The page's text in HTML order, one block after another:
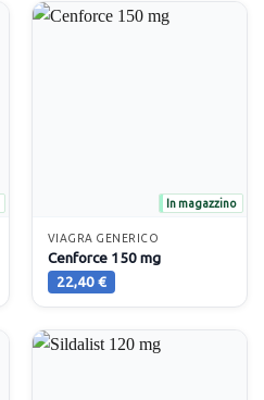
In magazzino
VIAGRA GENERICO
Cenforce 150 mg
22,40€